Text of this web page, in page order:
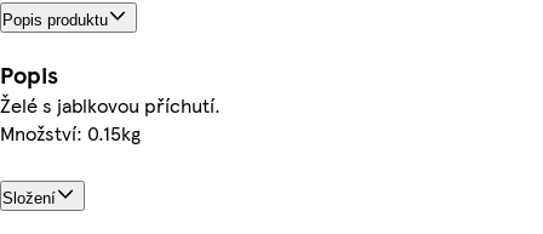
Popis produktu
Popis
Želé s jablkovou příchutí.
Množství: 0.15kg
Složení